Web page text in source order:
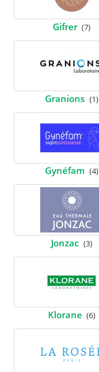
Gifrer (7)
Granions (1)
Gynéfam (4)
Jonzac (3)
Klorane (6)